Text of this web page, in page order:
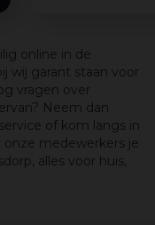
online in de
wij garant staan voor
vragen over
Neem dan
of kom langs in
medewerkers je
alles voor huis,